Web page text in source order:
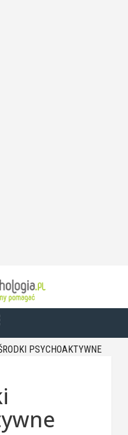
PSYCHOAKTYWNE